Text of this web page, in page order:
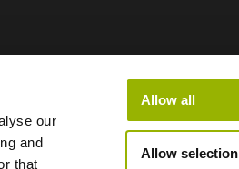
our
and
that
Allow all
Allow selection